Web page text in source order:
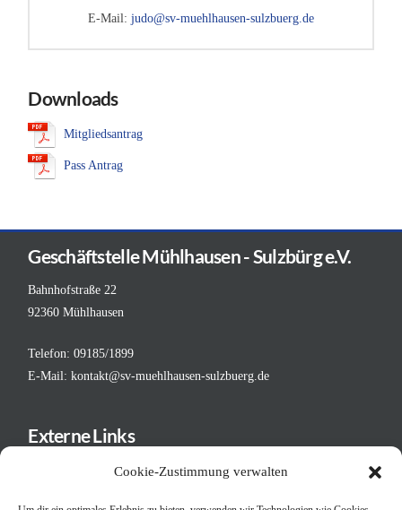
Cookie-Zustimmung verwalten
E-Mail: judo@sv-muehlhausen-sulzbuerg.de
Downloads
Mitgliedsantrag
Pass Antrag
Geschäftstelle Mühlhausen - Sulzbürg e.V.
Bahnhofstraße 22
92360 Mühlhausen
Telefon: 09185/1899
E-Mail:kontakt@sv-muehlhausen-sulzbuerg.de
Externe Links
Deutscher Fußball-Bund